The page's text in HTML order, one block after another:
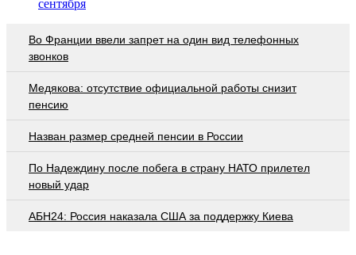
сентября
Во Франции ввели запрет на один вид телефонных
звонков
Медякова: отсутствие официальной работы снизит
пенсию
Назван размер средней пенсии в России
По Надеждину после побега в страну НАТО прилетел
новый удар
АБН24: Россия наказала США за поддержку Киева